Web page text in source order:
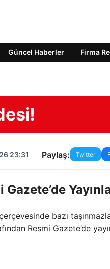
Güncel Haberler Firma
23:31 Paylaş: Twitter
bazı
Resmi Gazete’de